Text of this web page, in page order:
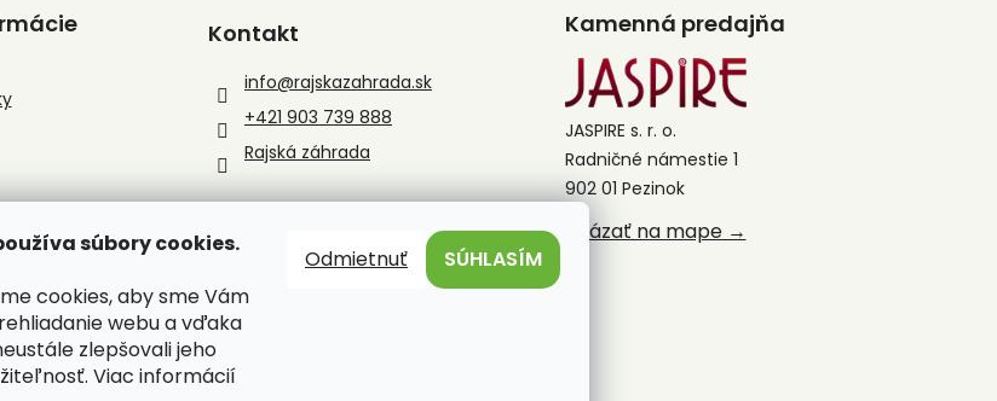
súbory cookies.
cookies, aby sme Vám
webu a vďaka
zlepšovali jeho
Viac informácií
Odmietnuť SÚHLASÍM
Kontakt
info@rajskazahrada.sk
+421 903 739 888
Rajská záhrada
Kamenná predajňa
JASPIRE s. r. o.
Radničné námestie 1
902 01 Pezinok
Ukázať na mape →